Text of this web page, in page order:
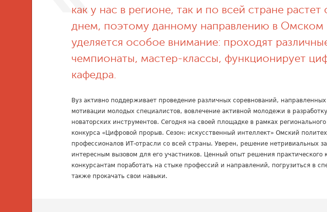
как у нас в регионе, так и по всей стране
днем, поэтому данному направлению в Омском
уделяется особое внимание: проходят
чемпионаты, мастер-классы, функционирует
кафедра.
Вуз активно поддерживает проведение различных соревнований,
мотивации молодых специалистов, вовлечение активной молодежи в
новаторских инструментов. Сегодня на своей площадке в рамках
конкурса «Цифровой прорыв. Сезон: искусственный интеллект» Омский
профессионалов ИТ-отрасли со всей страны. Уверен, решение нетривиальных
интересным вызовом для его участников. Ценный опыт решения практического
конкурсантам поработать на стыке профессий и направлений, погрузиться в
также прокачать свои навыки.